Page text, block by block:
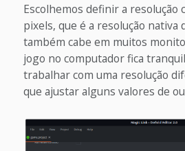
Escolhemos definir a resolução
pixels, que é a resolução nativa
também cabe em muitos
jogo no computador fica
trabalhar com uma resolução
que ajustar alguns valores de